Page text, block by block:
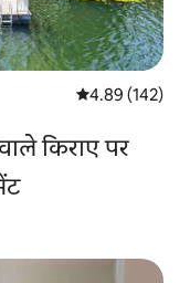
औसत रेटिंग 5 में से
4.89 (142)
किराए पर